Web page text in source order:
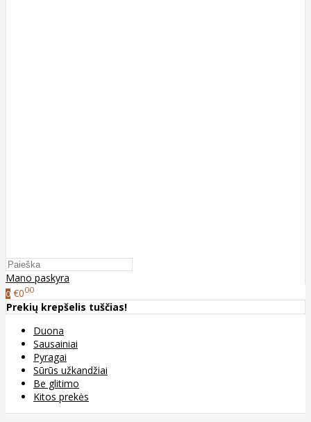
Mano paskyra
0 €000
Prekių krepšelis tuščias!
Duona
Sausainiai
Pyragai
Sūrūs užkandžiai
Be glitimo
Kitos prekės